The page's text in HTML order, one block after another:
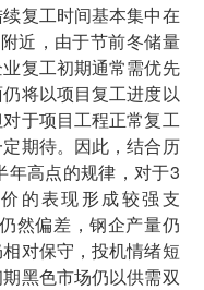
复工时间基本集中在
近，由于节前冬储量
复工初期通常需优先
将以项目复工进度以
于项目工程正常复工
期待。因此，结合历
年高点的规律，对于3
的表现形成较强支
然偏差，钢企产量仍
对保守，投机情绪短
黑色市场仍以供需双